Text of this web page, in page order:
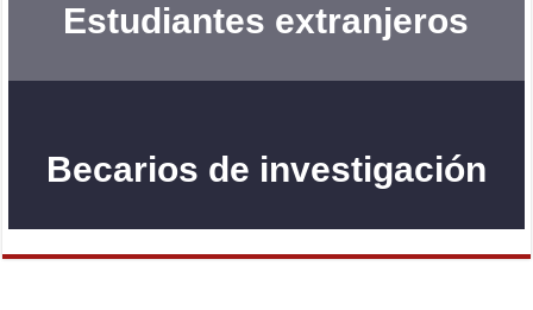
Estudiantes extranjeros
Becarios de investigación